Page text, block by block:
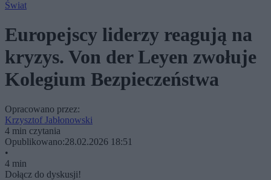
Świat
Europejscy liderzy reagują na
kryzys. Von der Leyen zwołuje
Kolegium Bezpieczeństwa
Opracowano przez:
Krzysztof Jabłonowski
4 min czytania
Opublikowano:28.02.2026 18:51
•
4 min
Dołącz do dyskusji!